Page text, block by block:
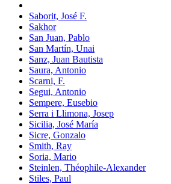
Saborit, José F.
Sakhor
San Juan, Pablo
San Martín, Unai
Sanz, Juan Bautista
Saura, Antonio
Scarni, F.
Segui, Antonio
Sempere, Eusebio
Serra i Llimona, Josep
Sicilia, José María
Sicre, Gonzalo
Smith, Ray
Soria, Mario
Steinlen, Théophile-Alexander
Stiles, Paul